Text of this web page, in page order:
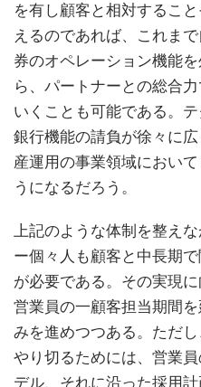
を有し顧客と相対するこ
えるのであれば、これま
券のオペレーション機能
ら、パートナーとの総合
いくことも可能である。
銀行機能の請負が徐々に
産運用の事業領域におい
うになるだろう。
上記のような体制を整え
ー個々人も顧客と中長期
が必要である。その実現
営業員の一顧客担当期間
みを進めつつある。ただ
やり切るためには、営業
デル、それに沿った採用